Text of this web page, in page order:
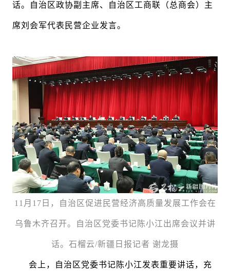
话。 自治区政协副主席、自治区工商联（总商会）主
席刘会军代表民营企业发言。
11月17日，自治区促进民营经济高质量发展工作会在
乌鲁木齐召开。自治区党委书记陈小江出席会议并讲
话。 石榴云/新疆日报记者 谢龙摄
会上，自治区党委书记陈小江发表重要讲话，充